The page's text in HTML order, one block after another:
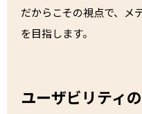
だからこその視点で、メ
を目指します。
ユーザビリティ